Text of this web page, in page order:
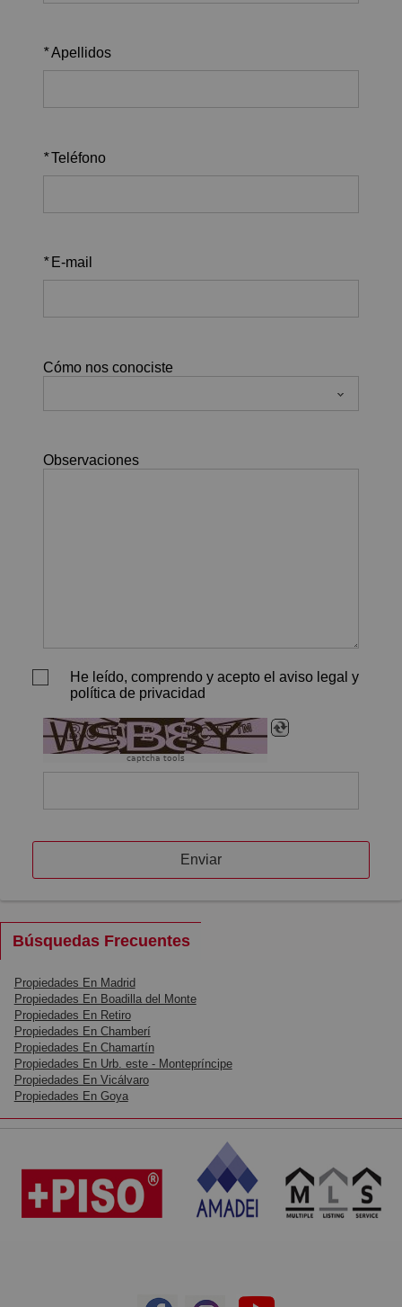
*Apellidos
*Teléfono
* E-mail
Cómo nos conociste
Observaciones
He leído, comprendo y acepto el aviso legal y
política de privacidad
captcha tools
Enviar
Búsquedas Frecuentes
Propiedades En Madrid
Propiedades En Boadilla del Monte
Propiedades En Retiro
Propiedades En Chamberí
Propiedades En Chamartín
Propiedades En Urb. este - Montepríncipe
Propiedades En Vicálvaro
Propiedades En Goya